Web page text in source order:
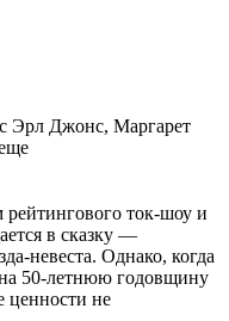
Эрл Джонс, Маргарет
ток-шоу и
в сказку —
невеста. Однако, когда
на 50-летнюю годовщину
ценности не